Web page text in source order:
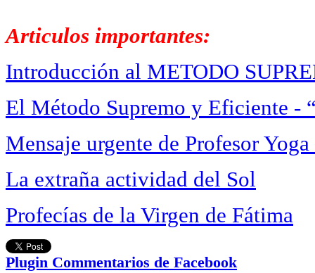
Articulos importantes:
Introducción al METODO
El Método Supremo y Eficiente -
Mensaje urgente de Profesor
La extraña actividad del Sol
Profecías de la Virgen de Fátima
Plugin Commentarios de Facebook